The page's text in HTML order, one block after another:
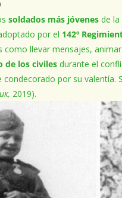
soldados más jóvenes de la
por el 142º
llevar mensajes,
de los civiles durante el
condecorado por su valentía.
2019).